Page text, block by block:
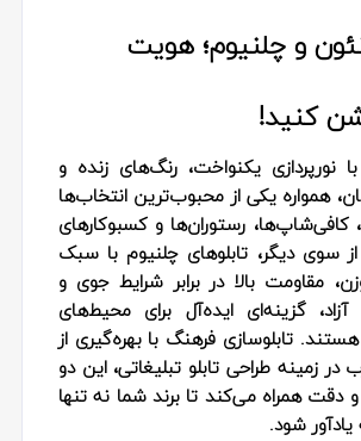
و چلنیوم؛ هویت
کنید!
نورپردازی یکنواخت، رنگ‌های زنده و
همواره یکی از محبوب‌ترین انتخاب‌ها
کافی‌شاپ‌ها، رستوران‌ها و کسبوکارهای
از سوی دیگر، تابلوهای چلنیوم با سبک
مقاومت بالا در برابر شرایط جوی و
گزینه‌ای ایده‌آل برای محیط‌های
تابلوسازی فرهنگ با بهره‌گیری از
زمینه طراحی تابلو تبلیغاتی، این دو
و دقت همراه می‌کند تا برند شما نه تنها
شود.